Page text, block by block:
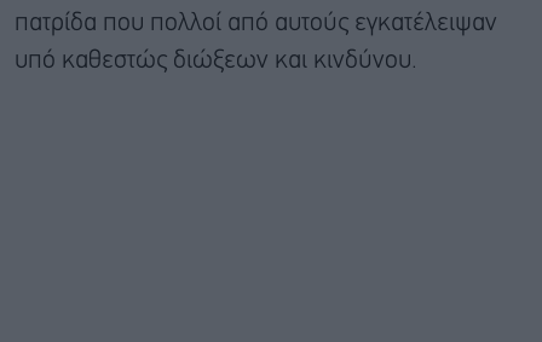
πατρίδα που πολλοί από αυτούς εγκατέλειψαν
υπό καθεστώς διώξεων και κινδύνου.